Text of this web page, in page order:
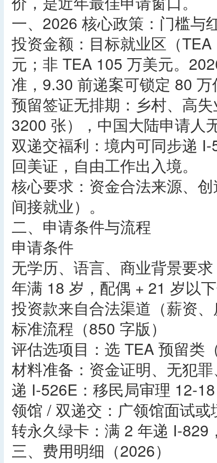
一、2026 核心政策：门槛与
投资金额：目标就业区（
元；非 TEA 105 万美元。
准，9.30 前递案可锁定 80
预留签证无排期：乡村、高
3200 张），中国大陆申请人
双递交福利：境内可同步递
回美证，自由工作出入境。
核心要求：资金合法来源、
间接就业）。
二、申请条件与流程
申请条件
无学历、语言、商业背景要求
年满 18 岁，配偶 + 21 岁以
投资款来自合法渠道（薪资
标准流程（850 字版）
评估选项目：选 TEA 预留类
材料准备：资金证明、无犯
递 I-526E：移民局审理 12-
领馆 / 双递交：广领馆面试
转永久绿卡：满 2 年递 I-
三、费用明细（2026）